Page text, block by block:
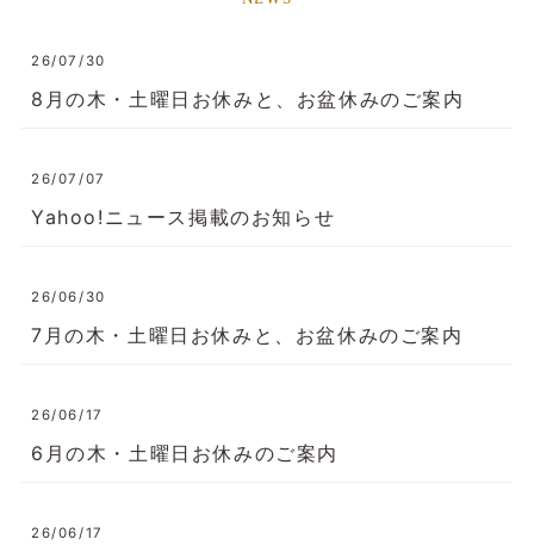
26/07/30
8月の木・土曜日お休みと、お盆休みのご案内
26/07/07
Yahoo!ニュース掲載のお知らせ
26/06/30
7月の木・土曜日お休みと、お盆休みのご案内
26/06/17
6月の木・土曜日お休みのご案内
26/06/17